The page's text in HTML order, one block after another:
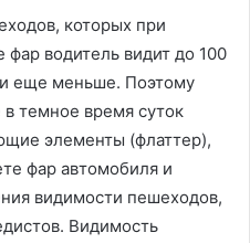
которых при
водитель видит до 100
и еще меньше. Поэтому
темное время суток
элементы (флаттер),
фар автомобиля и
видимости пешеходов,
Видимость